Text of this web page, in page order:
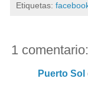
Etiquetas:
1 comentario:
Puerto Sol